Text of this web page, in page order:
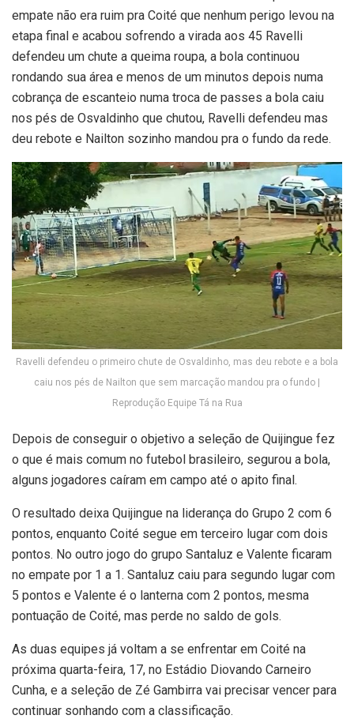
empate não era ruim pra Coité que nenhum perigo levou na
etapa final e acabou sofrendo a virada aos 45 Ravelli
defendeu um chute a queima roupa, a bola continuou
rondando sua área e menos de um minutos depois numa
cobrança de escanteio numa troca de passes a bola caiu
nos pés de Osvaldinho que chutou, Ravelli defendeu mas
deu rebote e Nailton sozinho mandou pra o fundo da rede.
Ravelli defendeu o primeiro chute de Osvaldinho, mas deu rebote e a bola
caiu nos pés de Nailton que sem marcação mandou pra o fundo |
Reprodução Equipe Tá na Rua
Depois de conseguir o objetivo a seleção de Quijingue fez
o que é mais comum no futebol brasileiro, segurou a bola,
alguns jogadores caíram em campo até o apito final.
O resultado deixa Quijingue na liderança do Grupo 2 com 6
pontos, enquanto Coité segue em terceiro lugar com dois
pontos. No outro jogo do grupo Santaluz e Valente ficaram
no empate por 1 a 1. Santaluz caiu para segundo lugar com
5 pontos e Valente é o lanterna com 2 pontos, mesma
pontuação de Coité, mas perde no saldo de gols.
As duas equipes já voltam a se enfrentar em Coité na
próxima quarta-feira, 17, no Estádio Diovando Carneiro
Cunha, e a seleção de Zé Gambirra vai precisar vencer para
continuar sonhando com a classificação.